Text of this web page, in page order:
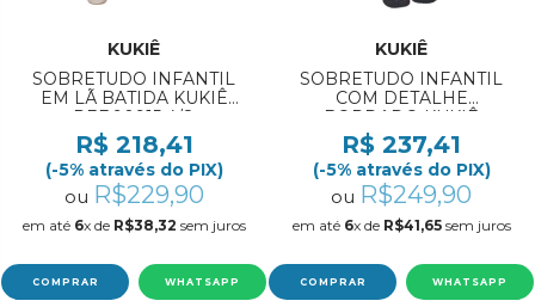
KUKIÊ
SOBRETUDO INFANTIL
EM LÃ BATIDA KUKIÊ
REF:90915 4/8
R$ 218,41
(-5% através do PIX)
ou R$229,90
em até 6x de R$38,32 sem juros
COMPRAR WHATSAPP
KUKIÊ
SOBRETUDO INFANTIL
COM DETALHE
BORDADO KUKIÊ
REF:92430 4/8
R$ 237,41
(-5% através do PIX)
ou R$249,90
em até 6x de R$41,65sem juros
COMPRAR WHATSAPP